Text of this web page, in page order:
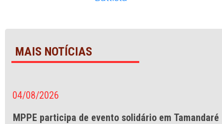
MAIS NOTÍCIAS
04/08/2026
MPPE participa de evento solidário em Tamandaré